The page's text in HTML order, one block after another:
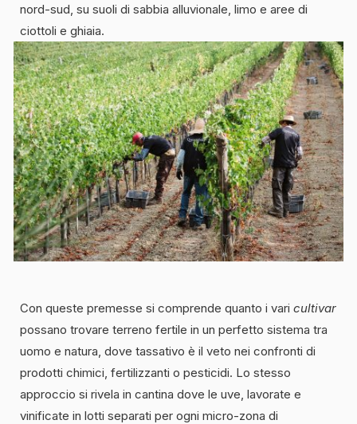
nord-sud, su suoli di sabbia alluvionale, limo e aree di
ciottoli e ghiaia.
Con queste premesse si comprende quanto i vari cultivar
possano trovare terreno fertile in un perfetto sistema tra
uomo e natura, dove tassativo è il veto nei confronti di
prodotti chimici, fertilizzanti o pesticidi. Lo stesso
approccio si rivela in cantina dove le uve, lavorate e
vinificate in lotti separati per ogni micro-zona di